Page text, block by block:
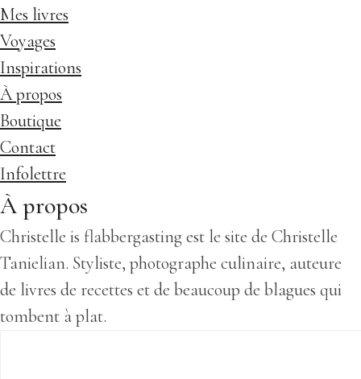
Mes livres
Voyages
Inspirations
À propos
Boutique
Contact
Infolettre
À propos
Christelle is flabbergastingest le site de Christelle
Tanielian. Styliste, photographe culinaire, auteure
de livres de recettes et de beaucoup de blagues qui
tombent à plat.